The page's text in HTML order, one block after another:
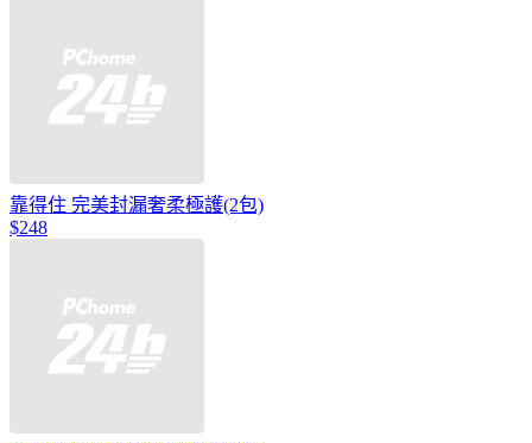
靠得住 完美封漏奢柔極護(2包)
$248